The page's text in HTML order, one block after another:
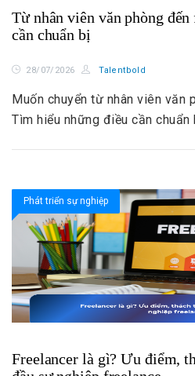
Từ nhân viên văn phòng
cần chuẩn bị
28/07/2026 Talentbold
Muốn chuyển từ nhân viên văn
Tìm hiểu những điều cần
Phát triển sự nghiệp
Freelancer là gì? Ưu điểm,